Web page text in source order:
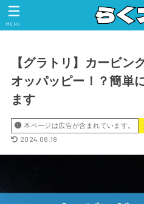
MENU
【グラトリ】カービン
オッパッピー！？簡単
ます
本ページは広告が含まれています。
2024.08.18